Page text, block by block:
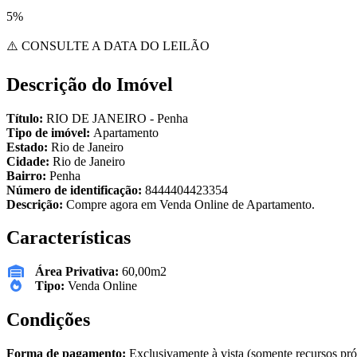
5%
⚠️ CONSULTE A DATA DO LEILÃO
Descrição do Imóvel
Título: RIO DE JANEIRO - Penha
Tipo de imóvel: Apartamento
Estado: Rio de Janeiro
Cidade: Rio de Janeiro
Bairro: Penha
Número de identificação: 8444404423354
Descrição: Compre agora em Venda Online de Apartamento.
Características
Área Privativa: 60,00m2
Tipo: Venda Online
Condições
Forma de pagamento: Exclusivamente à vista (somente recursos